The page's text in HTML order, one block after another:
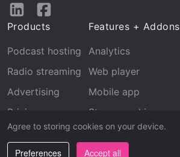
Agree to storing cookies on your device.
Preferences Accept all
Follow
LinkedInFacebook
Products
Podcast hosting
Radio streaming
Advertising
Pricing
Features + Addons
Analytics
Web player
Mobile app
Stream archive
Recognition